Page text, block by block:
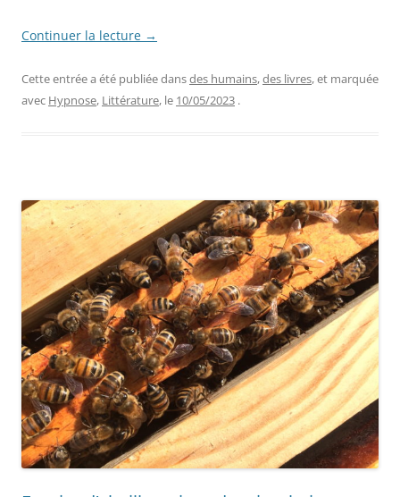
Continuer la lecture →
Cette entrée a été publiée dansdes humains,des livres, et marquée
avec Hypnose, Littérature, le 10/05/2023 .